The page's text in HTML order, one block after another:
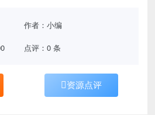
作者：小编
点评：0 条
资源点评